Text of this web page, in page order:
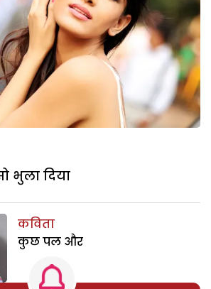
भुला दिया
कविता
कुछ पल और